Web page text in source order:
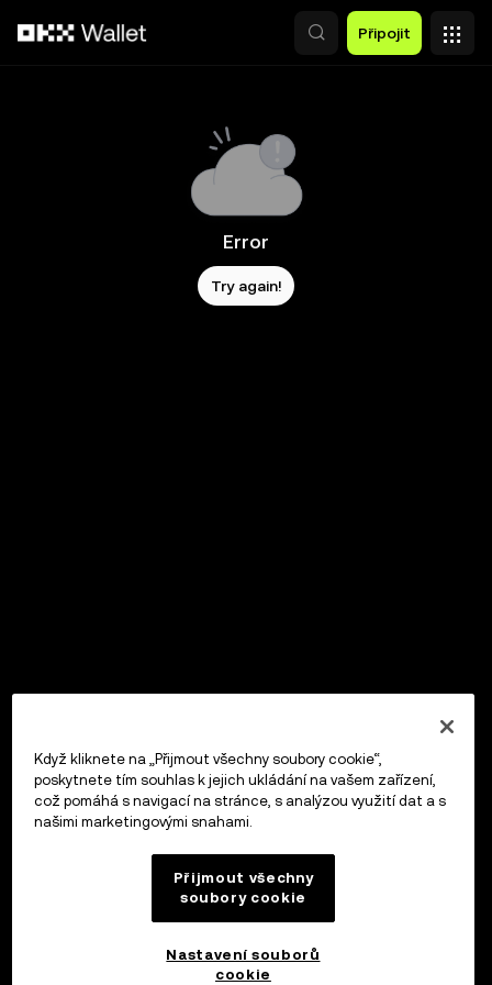
Připojit
Error
Try again!
Když kliknete na „Přijmout všechny soubory cookie“,
poskytnete tím souhlas k jejich ukládání na vašem zařízení,
což pomáhá s navigací na stránce, s analýzou využití dat a s
našimi marketingovými snahami.
Přijmout všechny
soubory cookie
Nastavení souborů
cookie